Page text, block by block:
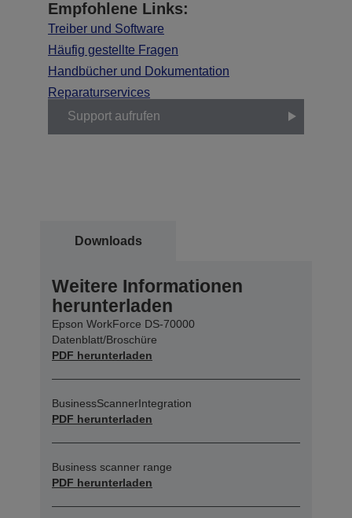
Empfohlene Links:
Treiber und Software
Häufig gestellte Fragen
Handbücher und Dokumentation
Reparaturservices
Support aufrufen
Downloads
Weitere Informationen
herunterladen
Epson WorkForce DS-70000
Datenblatt/Broschüre
PDF herunterladen
BusinessScannerIntegration
PDF herunterladen
Business scanner range
PDF herunterladen